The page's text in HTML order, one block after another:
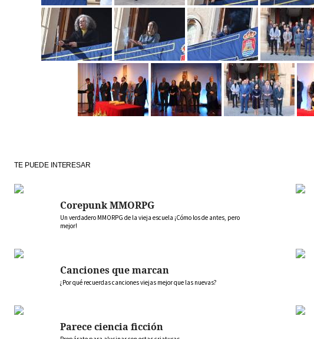
TE PUEDE INTERESAR
Corepunk MMORPG
Un verdadero MMORPG de la vieja escuela ¡Cómo los de antes, pero
mejor!
Canciones que marcan
¿Por qué recuerdas canciones viejas mejor que las nuevas?
Parece ciencia ficción